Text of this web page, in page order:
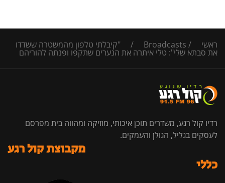
ראשי /
Broadcasts
/ "קיבלתי טלפון מהמשטרה ששדדו
את סבתא שלי": טלי איתרה את הנערים שתקפו ופנתה להוריהם
רדיו קול רגע, משדרים תוכן איכותי, מוזיקה ומהווה בית מפרסם
לעסקים בגליל, הגולן והעמקים.
כללי
מקבוצת קול רגע